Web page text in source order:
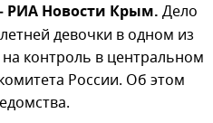
Новости Крым. Дело
девочки в одном из
контроль в центральном
России. Об этом